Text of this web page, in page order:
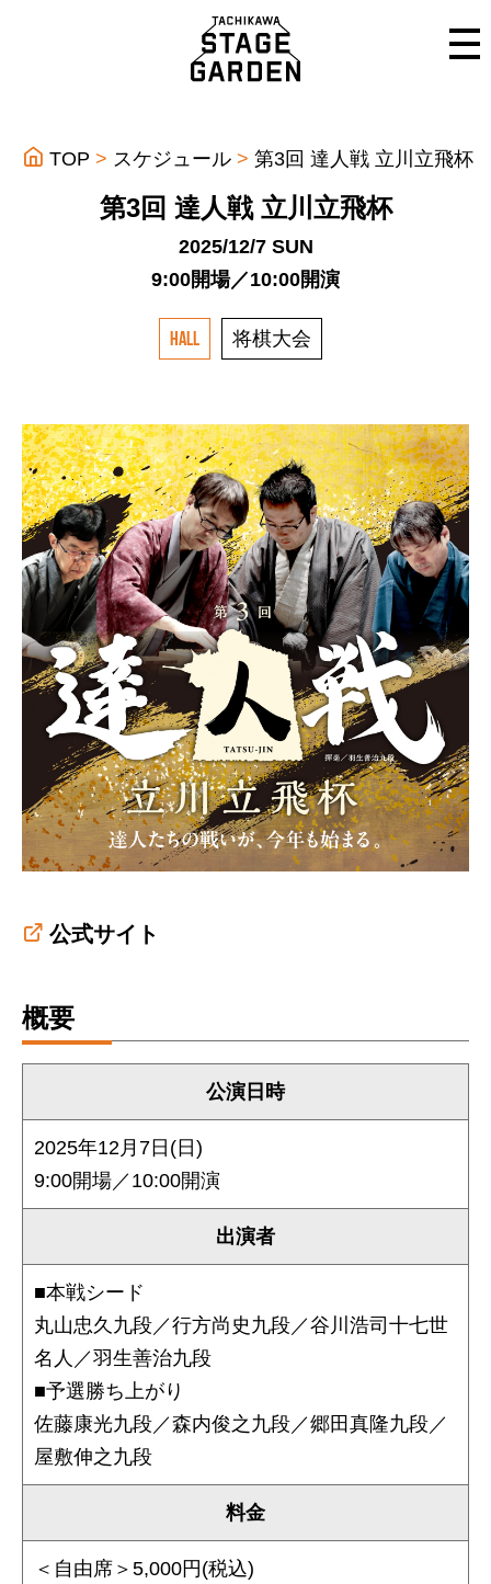
TOP スケジュール 第3回 達人戦 立川立飛杯
第3回 達人戦 立川立飛杯
2025/12/7 SUN
9:00開場／10:00開演
HALL 将棋大会
公式サイト
概要
公演日時
2025年12⽉7⽇(日)
9:00開場／10:00開演
出演者
■本戦シード
丸山忠久九段／行方尚史九段／谷川浩司十七世
名人／羽生善治九段
■予選勝ち上がり
佐藤康光九段／森内俊之九段／郷田真隆九段／
屋敷伸之九段
料金
＜自由席＞5,000円(税込)